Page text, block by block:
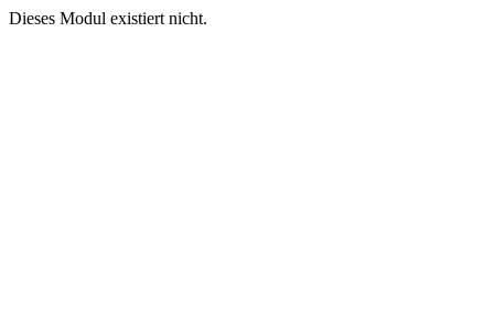
Dieses Modul existiert nicht.